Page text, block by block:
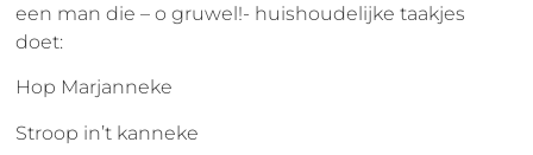
een man die – o gruwel!- huishoudelijke taakjes
doet:
Hop Marjanneke
Stroop in’t kanneke